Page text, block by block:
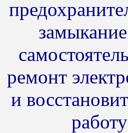
ремонт
и